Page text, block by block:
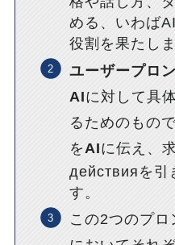
める、いわば
役割を果たしま
ユーザープロ
AIに対して具
るためのもので
を AIに伝え、
действияを引
す。
この2つのプロ